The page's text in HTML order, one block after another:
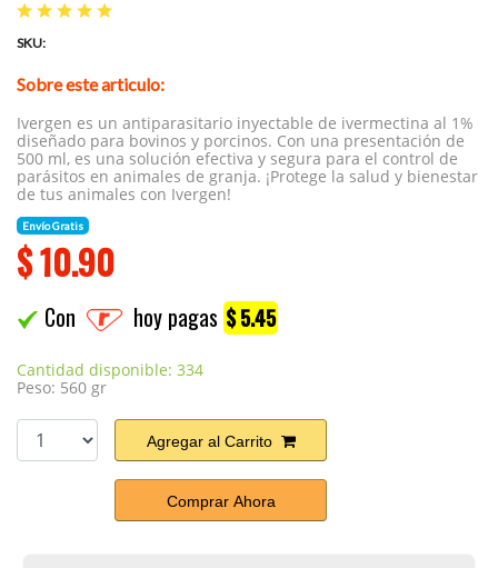
SKU:
Sobre este articulo:
Ivergen es un antiparasitario inyectable de ivermectina al 1%
diseñado para bovinos y porcinos. Con una presentación de
500 ml, es una solución efectiva y segura para el control de
parásitos en animales de granja. ¡Protege la salud y bienestar
de tus animales con Ivergen!
Envío Gratis
$10.90
Con hoy pagas $ 5.45
Cantidad disponible: 334
Peso: 560 gr
Agregar al Carrito
Comprar Ahora